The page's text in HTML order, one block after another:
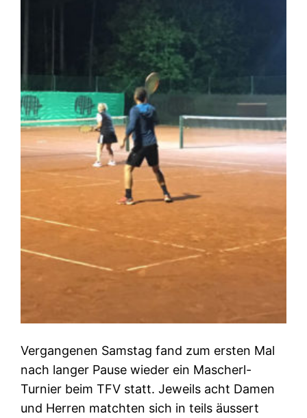
Vergangenen Samstag fand zum ersten Mal
nach langer Pause wieder ein Mascherl-
Turnier beim TFV statt. Jeweils acht Damen
und Herren matchten sich in teils äussert